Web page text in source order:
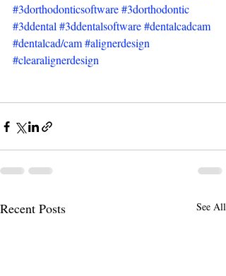
#3dorthodonticsoftware#3dorthodontic
#3ddental #3ddentalsoftware#dentalcadcam
#dentalcad/cam #alignerdesign
#clearalignerdesign
Recent Posts See All